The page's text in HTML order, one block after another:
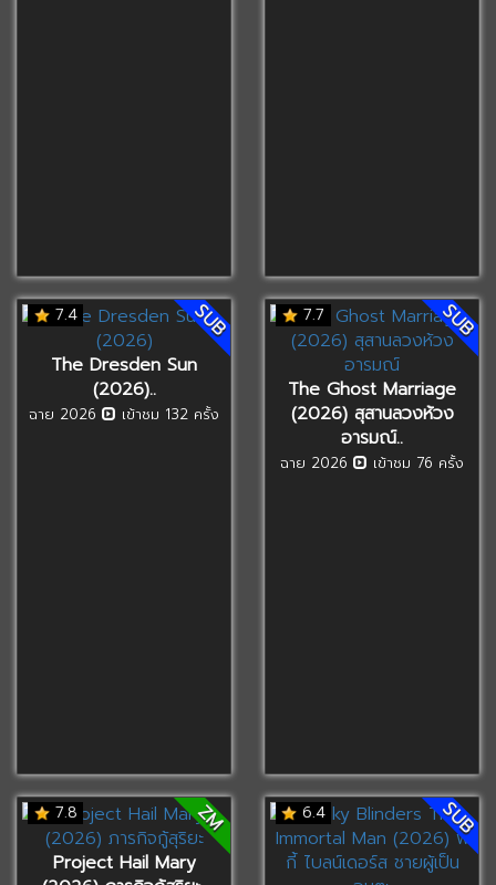
7.4 SUB
The Dresden Sun
(2026)..
ฉาย 2026 เข้าชม 132 ครั้ง
7.7 SUB
The Ghost Marriage
(2026) สุสานลวงห้วง
อารมณ์..
ฉาย 2026 เข้าชม 76 ครั้ง
7.8 ZM
Project Hail Mary
6.4 SUB